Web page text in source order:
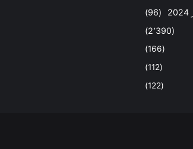
(96)
(2٬390)
(166)
(112)
(122)